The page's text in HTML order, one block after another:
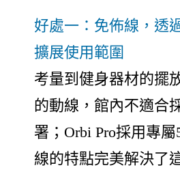
好處一：免佈線，透
擴展使用範圍
考量到健身器材的擺
的動線，館內不適合
署；Orbi Pro採用專
線的特點完美解決了